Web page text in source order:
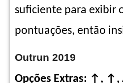
suficiente para exibir
pontuações, então
Outrun 2019
Opções Extras: ↑, ↑,